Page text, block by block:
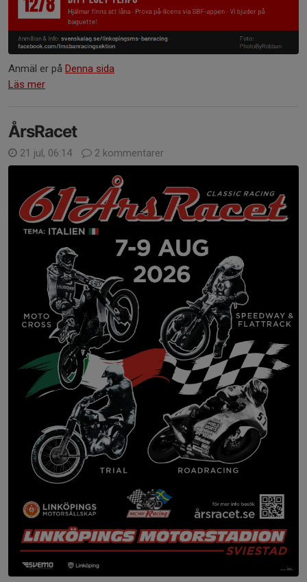
Anmäl er på Denna sida
Läs mer
ÅrsRacet
21 jul, 06:14 2 kommentarer